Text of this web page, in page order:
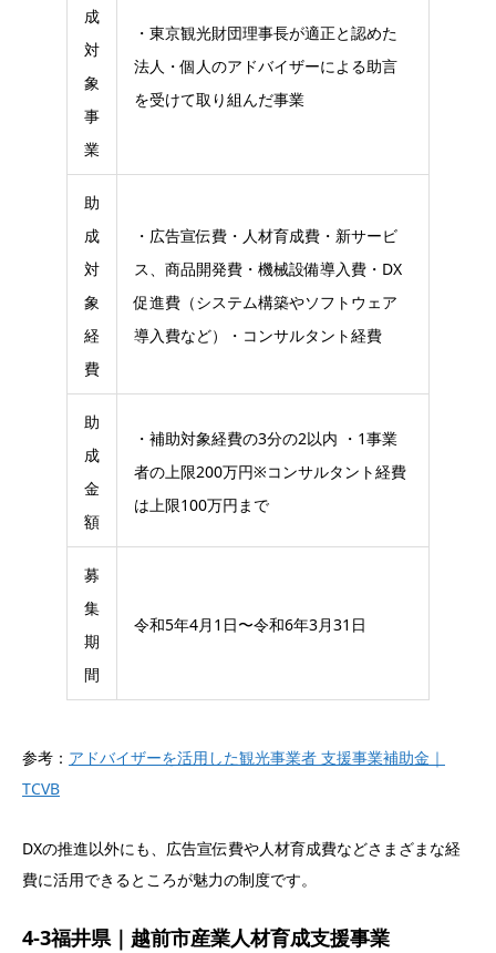
成
対
象
事
業
・東京観光財団理事長が適正と認めた
法人・個人のアドバイザーによる助言
を受けて取り組んだ事業
助
成
対
象
経
費
・広告宣伝費・人材育成費・新サービ
ス、商品開発費・機械設備導入費・DX
促進費（システム構築やソフトウェア
導入費など）・コンサルタント経費
助
成
金
額
・補助対象経費の3分の2以内 ・1事業
者の上限200万円※コンサルタント経費
は上限100万円まで
募
集
期
間
令和5年4月1日〜令和6年3月31日
参考： アドバイザーを活用した観光事業者 支援事業補助金｜
TCVB
DXの推進以外にも、広告宣伝費や人材育成費などさまざまな経
費に活用できるところが魅力の制度です。
4-3福井県｜越前市産業人材育成支援事業